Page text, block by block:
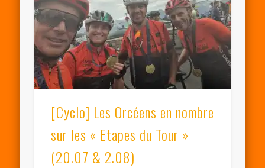
[Cyclo] Les Orcéens en nombre
sur les « Etapes du Tour »
(20.07 & 2.08)